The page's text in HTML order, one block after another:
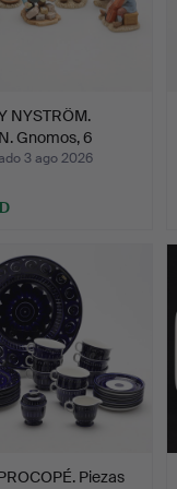
NYSTRÖM.
Gnomos, 6
Ka…3 ago 2026
Piezas